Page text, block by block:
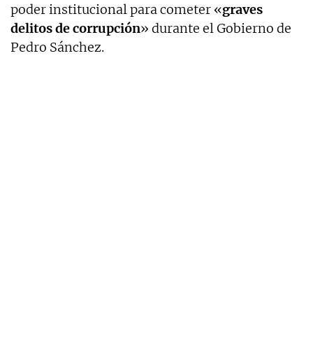
poder institucional para cometer «graves
delitos de corrupción» durante el Gobierno de
Pedro Sánchez.